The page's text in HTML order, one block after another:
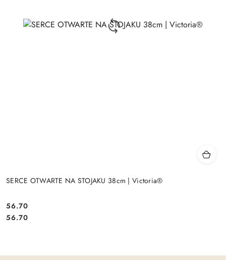
SERCE OTWARTE NA STOJAKU 38cm | Victoria®
Cena:
56.70
Cena:
56.70